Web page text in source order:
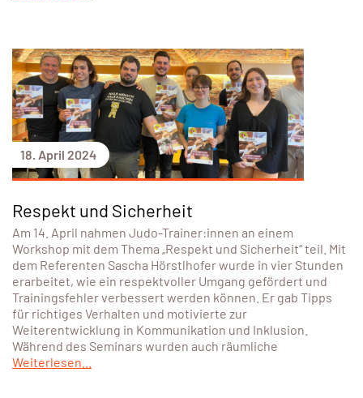
18. April 2024
Respekt und Sicherheit
Am 14. April nahmen Judo-Trainer:innen an einem
Workshop mit dem Thema „Respekt und Sicherheit“ teil. Mit
dem Referenten Sascha Hörstlhofer wurde in vier Stunden
erarbeitet, wie ein respektvoller Umgang gefördert und
Trainingsfehler verbessert werden können. Er gab Tipps
für richtiges Verhalten und motivierte zur
Weiterentwicklung in Kommunikation und Inklusion.
Während des Seminars wurden auch räumliche
Weiterlesen...